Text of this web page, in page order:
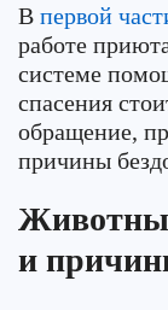
В первой
работе
системе
спасения
обращение,
причины
и